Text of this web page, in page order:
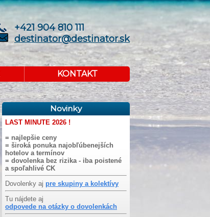
+421 904 810 111
destinator@destinator.sk
KONTAKT
Novinky
LAST MINUTE 2026 !
= najlepšie ceny
= široká ponuka najobľúbenejších
hotelov a termínov
= dovolenka bez rizika - iba poistené
a spoľahlivé CK
Dovolenky aj pre skupiny a kolektívy
Tu nájdete aj
odpovede na otázky o dovolenkách